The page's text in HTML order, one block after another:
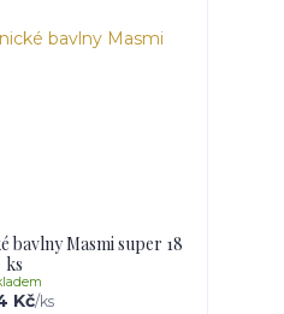
bavlny Masmi super 18
ks
Kč/ks